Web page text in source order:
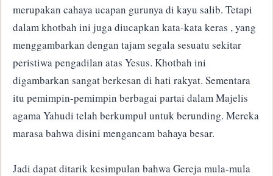
merupakan cahaya ucapan gurunya di kayu salib. Tetapi
dalam khotbah ini juga diucapkan kata-kata keras , yang
menggambarkan dengan tajam segala sesuatu sekitar
peristiwa pengadilan atas Yesus. Khotbah ini
digambarkan sangat berkesan di hati rakyat. Sementara
itu pemimpin-pemimpin berbagai partai dalam Majelis
agama Yahudi telah berkumpul untuk berunding. Mereka
marasa bahwa disini mengancam bahaya besar.
Jadi dapat ditarik kesimpulan bahwa Gereja mula-mula